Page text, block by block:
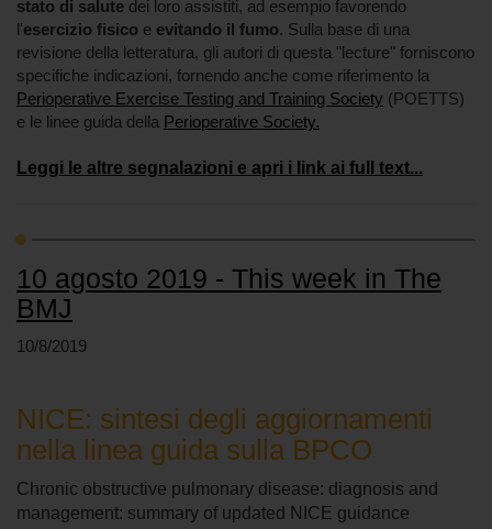
stato di salute dei loro assistiti, ad esempio favorendo
l'esercizio fisico e evitando il fumo. Sulla base di una
revisione della letteratura, gli autori di questa "lecture" forniscono
specifiche indicazioni, fornendo anche come riferimento la
Perioperative Exercise Testing and Training Society (POETTS)
e le linee guida della Perioperative Society.
Leggi le altre segnalazioni e apri i link ai full text...
10 agosto 2019 - This week in The
BMJ
10/8/2019
NICE: sintesi degli aggiornamenti
nella linea guida sulla BPCO
Chronic obstructive pulmonary disease: diagnosis and
management: summary of updated NICE guidance